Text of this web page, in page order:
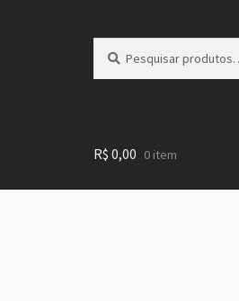
por:
R$ 0,00 0 item